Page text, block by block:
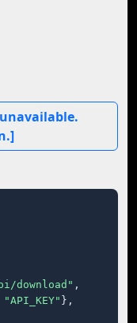
download" ,
"API_KEY" },